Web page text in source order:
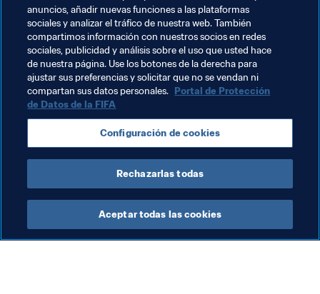
Temas relacionados
Promoción del fútbol
Programa Forward de la FIFA Organización
Nigeria CAF
anuncios, añadir nuevas funciones a las plataformas
sociales y analizar el tráfico de nuestra web. También
compartimos información con nuestros socios en redes
sociales, publicidad y análisis sobre el uso que usted hace
de nuestra página. Use los botones de la derecha para
ajustar sus preferencias y solicitar que no se vendan ni
compartan sus datos personales. Portal de Protección
de Datos de la FIFA
Configuración de cookies
Rechazarlas todas
Aceptar todas las cookies